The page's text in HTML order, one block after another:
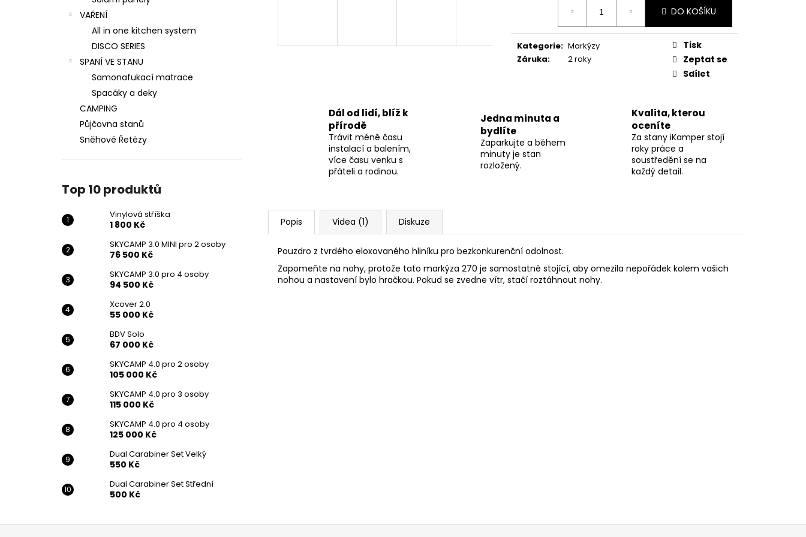
VAŘENÍ
All in one kitchen system
DISCO SERIES
SPANÍ VE STANU
Samonafukací matrace
Spacáky a deky
CAMPING
Půjčovna stanů
Sněhové Řetězy
Top 10 produktů
Vinylová stříška
1 800 Kč
SKYCAMP 3.0 MINI pro 2 osoby
76 500 Kč
SKYCAMP 3.0 pro 4 osoby
94 500 Kč
Xcover 2.0
55 000 Kč
BDV Solo
67 000 Kč
SKYCAMP 4.0 pro 2 osoby
105 000 Kč
SKYCAMP 4.0 pro 3 osoby
115 000 Kč
SKYCAMP 4.0 pro 4 osoby
125 000 Kč
Dual Carabiner Set Velký
550 Kč
Dual Carabiner Set Střední
500 Kč
DO KOŠÍKU
Kategorie: Markýzy
Záruka: 2 roky
Tisk
Zeptat se
Sdílet
Dál od lidí, blíž k
přírodě
Trávit méně času
instalací a balením,
více času venku s
přáteli a rodinou.
Jedna minuta a
bydlíte
Zaparkujte a během
minuty je stan
rozložený.
Kvalita, kterou
oceníte
Za stany iKamper stojí
roky práce a
soustředění se na
každý detail.
Popis Videa (1) Diskuze
Pouzdro z tvrdého eloxovaného hliníku pro bezkonkurenční odolnost.
Zapomeňte na nohy, protože tato markýza 270 je samostatně stojící, aby omezila nepořádek kolem vašich
nohou a nastavení bylo hračkou. Pokud se zvedne vítr, stačí roztáhnout nohy.
VINYLOVÁ STŘÍŠKA
1 800 Kč
105 000 Kč
Z